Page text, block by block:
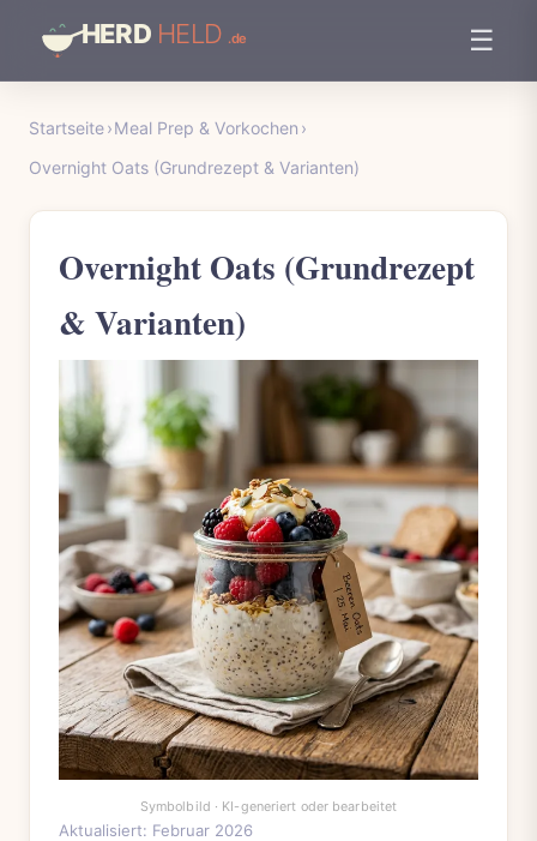
☰
Startseite›Meal Prep & Vorkochen ›
Overnight Oats (Grundrezept & Varianten)
Overnight Oats (Grundrezept
& Varianten)
Aktualisiert: Februar 2026